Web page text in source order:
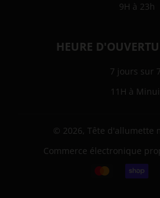
9H à 23h
HEURE
7 jours sur
11H à
© 2026, Tête d'allumette
Commerce électronique